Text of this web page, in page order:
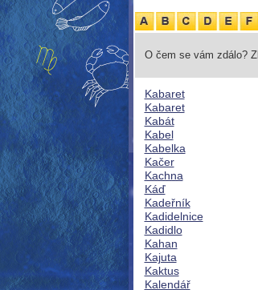
O čem se vám zdálo?
Kabaret
Kabaret
Kabát
Kabel
Kabelka
Kačer
Kachna
Káď
Kadeřník
Kadidelnice
Kadidlo
Kahan
Kajuta
Kaktus
Kalendář